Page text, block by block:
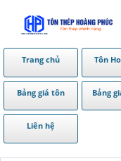
Trang chủ Tôn
Bảng giá tôn Bảng
Liên hệ